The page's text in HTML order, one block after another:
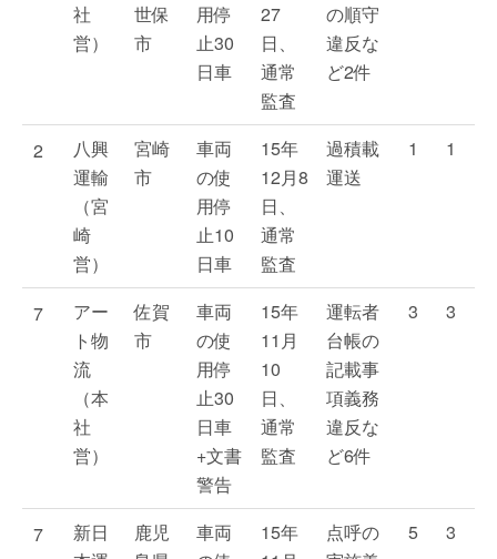
社
営）
世保
市
用停
止30
日車
27
日、
通常
監査
の順守
違反な
ど2件
2
八興
運輸
（宮
崎
営）
宮崎
市
車両
の使
用停
止10
日車
15年
12月8
日、
通常
監査
過積載
運送
1 1
7
アー
ト物
流
（本
社
営）
佐賀
市
車両
の使
用停
止30
日車
+文書
警告
15年
11月
10
日、
通常
監査
運転者
台帳の
記載事
項義務
違反な
ど6件
3 3
7
新日
鹿児
車両
15年
点呼の
5 3